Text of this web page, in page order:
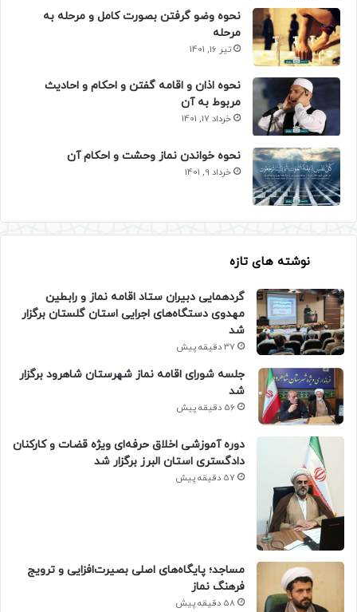
نحوه وضو گرفتن بصورت کامل و مرحله به
مرحله
تیر 16, 1401
نحوه اذان و اقامه گفتن و احکام و احادیث
مربوط به آن
خرداد 17, 1401
نحوه خواندن نماز وحشت و احکام آن
خرداد 9, 1401
نوشته های تازه
گردهمایی دبیران ستاد اقامه نماز و رابطین
مهدوی دستگاه‌های اجرایی استان گلستان برگزار
شد
37 دقیقه پیش
جلسه شورای اقامه نماز شهرستان شاهرود برگزار
شد
56 دقیقه پیش
دوره آموزشی اخلاق حرفه‌ای ویژه قضات و کارکنان
دادگستری استان البرز برگزار شد
57 دقیقه پیش
​مساجد؛ پایگاه‌های اصلی بصیرت‌افزایی و ترویج
فرهنگ نماز
58 دقیقه پیش